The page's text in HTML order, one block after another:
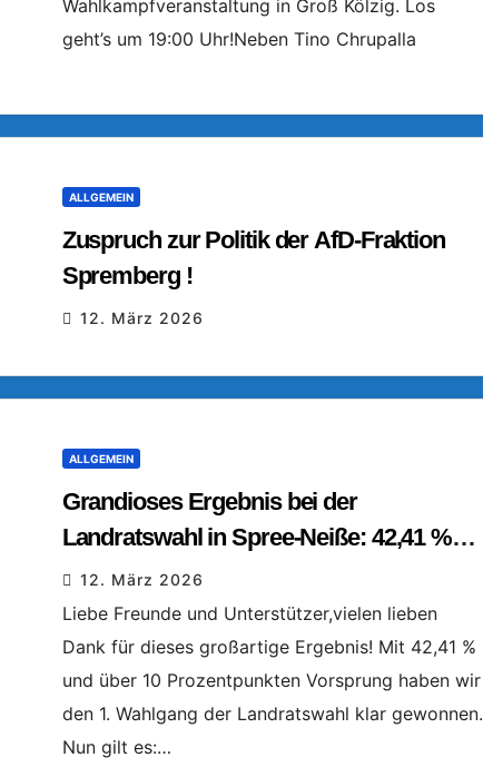
Wahlkampfveranstaltung in Groß Kölzig. Los
geht’s um 19:00 Uhr!Neben Tino Chrupalla
ALLGEMEIN
Zuspruch zur Politik der AfD-Fraktion
Spremberg !
12. März 2026
ALLGEMEIN
Grandioses Ergebnis bei der
Landratswahl in Spree-Neiße: 42,41 %
im ersten Wahlgang!
12. März 2026
Liebe Freunde und Unterstützer,vielen lieben
Dank für dieses großartige Ergebnis! Mit 42,41 %
und über 10 Prozentpunkten Vorsprung haben wir
den 1. Wahlgang der Landratswahl klar gewonnen.
Nun gilt es:…